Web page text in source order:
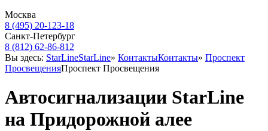
Москва
8 (495) 20-123-18
Санкт-Петербург
8 (812) 62-86-812
Вы здесь: StarLineStarLine» КонтактыКонтакты» Проспект
ПросвещенияПроспект Просвещения
Автосигнализации StarLine
на Придорожной алее